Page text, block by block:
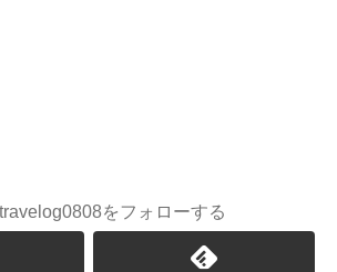
をフォローする